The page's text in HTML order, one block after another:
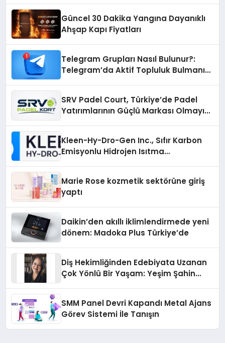
Güncel 30 Dakika Yangına Dayanıklı
Ahşap Kapı Fiyatları
Telegram Grupları Nasıl Bulunur?:
Telegram’da Aktif Topluluk Bulmanın
SRV Padel Court, Türkiye’de Padel
Yatırımlarının Güçlü Markası Olmayı
Kleen-Hy-Dro-Gen Inc., Sıfır Karbon
Emisyonlu Hidrojen Isıtma
Marie Rose kozmetik sektörüne giriş
yaptı
Daikin’den akıllı iklimlendirmede yeni
dönem: Madoka Plus Türkiye’de
Diş Hekimliğinden Edebiyata Uzanan
Çok Yönlü Bir Yaşam: Yeşim Şahin
SMM Panel Devri Kapandı Metal Ajans
Görev Sistemi İle Tanışın